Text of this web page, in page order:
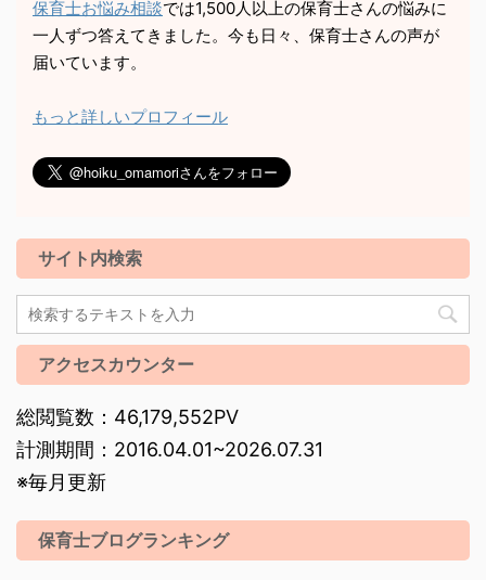
保育士お悩み相談では1,500人以上の保育士さんの悩みに
一人ずつ答えてきました。今も日々、保育士さんの声が
届いています。
もっと詳しいプロフィール
サイト内検索
アクセスカウンター
総閲覧数：46,179,552PV
計測期間：2016.04.01~2026.07.31
※毎月更新
保育士ブログランキング